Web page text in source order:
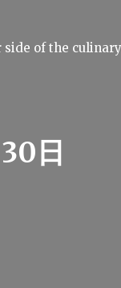
side of the
日